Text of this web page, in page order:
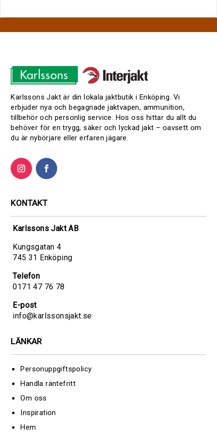
Karlssons Jakt är din lokala jaktbutik i Enköping. Vi
erbjuder nya och begagnade jaktvapen, ammunition,
tillbehör och personlig service. Hos oss hittar du allt du
behöver för en trygg, säker och lyckad jakt – oavsett om
du är nybörjare eller erfaren jägare.
KONTAKT
Karlssons Jakt AB
Kungsgatan 4
745 31 Enköping
Telefon
0171 47 76 78
E-post
info@karlssonsjakt.se
LÄNKAR
Personuppgiftspolicy
Handla räntefritt
Om oss
Inspiration
Hem